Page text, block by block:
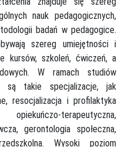
nauk pedagogicznych,
badań w pedagogice.
szereg umiejętności i
kursów, szkoleń, ćwiczeń, a
W ramach studiów
są takie specjalizacje, jak
resocjalizacja i profilaktyka
terapeutyczna,
gerontologia społeczna,
Wysoki poziom